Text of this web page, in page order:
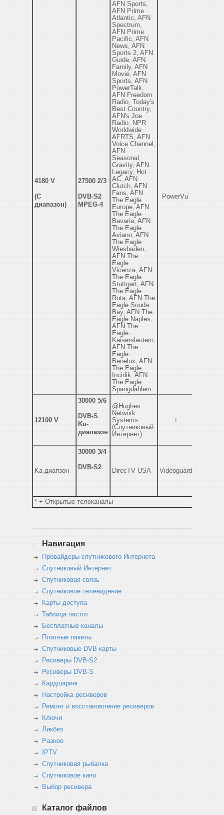
4180 V
(С
диапазон)
27500 2/3
DVB-S2
MPEG-4
AFN Sports,
AFN Prime
Atlantic, AFN
Spectrum,
AFN Prime
Pacific, AFN
News, AFN
Sports 2, AFN
Guide, AFN
Family, AFN
Movie, AFN
Sports, AFN
PowerTalk,
AFN Freedom
Radio, Today's
Best Country,
AFN's Joe
Radio, NPR
Worldwide
AFRTS, AFN
Voice Channel,
AFN
Seasonal,
Gravity, AFN
Legacy, Hot
AC, AFN
Clutch, AFN
Fans, AFN
The Eagle
Europe, AFN
The Eagle
Bavaria, AFN
The Eagle
Aviano, AFN
The Eagle
Wiesbaden,
AFN The
Eagle
Vicenza, AFN
The Eagle
Stuttgart, AFN
The Eagle
Rota, AFN The
Eagle Souda
Bay, AFN The
Eagle Naples,
AFN The
Eagle
Kaiserslautern,
AFN The
Eagle
Benelux, AFN
The Eagle
Incirlik, AFN
The Eagle
Spangdahlem
PowerVu
12100 V
30000 5/6
DVB-S
Ku-
диапазон
@Hughes
Network
Systems
(Спутниковый
Интернет)
+
Ka диапзон
30000 3/4
DVB-S2 DirecTV USA Videoguard
* + Открытые телеканалы
Навигация
Провайдеры спутникового Интернета
Спутниковый Интернет
Спутниковая связь
Спутниковое телевидение
Карты доступа
Таблица частот
Бесплатные каналы
Платные пакеты
Спутниковые DVB карты
Ресиверы DVB-S2
Ресиверы DVB-S
Кардшаринг
Настройка ресиверов
Ремонт и восстановление ресиверов
Ключи
Ликбез
Разное
IPTV
Спутниковая рыбалка
Спутниковое кино
Выбор ресивера
Каталог файлов